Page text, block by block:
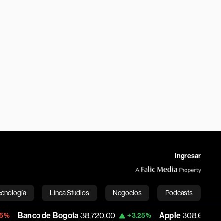
Ingresar
Línea Studios Negocios Podcasts
English
de Bogota 38,720.00 +3.25% Apple 308.63 -7.53%